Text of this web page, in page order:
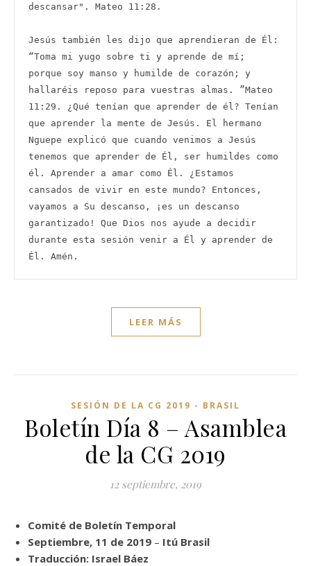
descansar". Mateo 11:28.
Jesús también les dijo que aprendieran de Él:
“Toma mi yugo sobre ti y aprende de mí;
porque soy manso y humilde de corazón; y
hallaréis reposo para vuestras almas. ”Mateo
11:29. ¿Qué tenían que aprender de él? Tenían
que aprender la mente de Jesús. El hermano
Nguepe explicó que cuando venimos a Jesús
tenemos que aprender de Él, ser humildes como
él. Aprender a amar como Él. ¿Estamos
cansados ​​de vivir en este mundo? Entonces,
vayamos a Su descanso, ¡es un descanso
garantizado! Que Dios nos ayude a decidir
durante esta sesión venir a Él y aprender de
Él. Amén.
LEER MÁS
SESIÓN DE LA CG 2019 - BRASIL
Boletín Día 8 – Asamblea
de la CG 2019
12 septiembre, 2019
Comité de Boletín Temporal
Septiembre, 11 de 2019 – Itú Brasil
Traducción: Israel Báez